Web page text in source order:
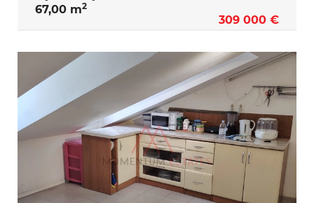
67,00 m2
309 000 €